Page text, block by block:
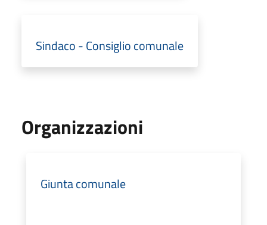
Sindaco - Consiglio comunale
Organizzazioni
Giunta comunale